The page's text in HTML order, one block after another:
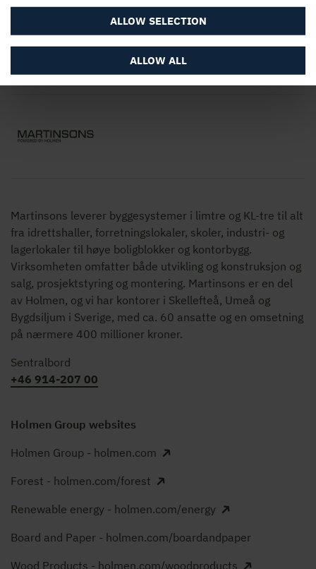
ALLOW ALL
ALLOW SELECTION
Martinsons leverer byggesystemer i limtre og KL-tre til alt
fra idrettshaller, forretningslokaler, skoler, industri- og
lagerlokaler til høye boligblokker og kontorbygg.
Virksomheten omfatter både utvikling og konstruksjon og
salg, prosjektstyring og montering. Martinsons er en del
av Holmen, og vi har kontorer i Skellefteå, Umeå og
Bygdsiljum i Sverige, med ca. 60 ansatte og en omsetning
på nærmere 400 millioner kroner.
Sentralbord
+46 914-207 00
Holmen Group websites
Holmen Group - holmen.com
Forest - holmen.com/forest
Renewable energy - holmen.com/energy
Board and Paper - holmen.com/boardandpaper
Wood Products - holmen.com/woodproducts